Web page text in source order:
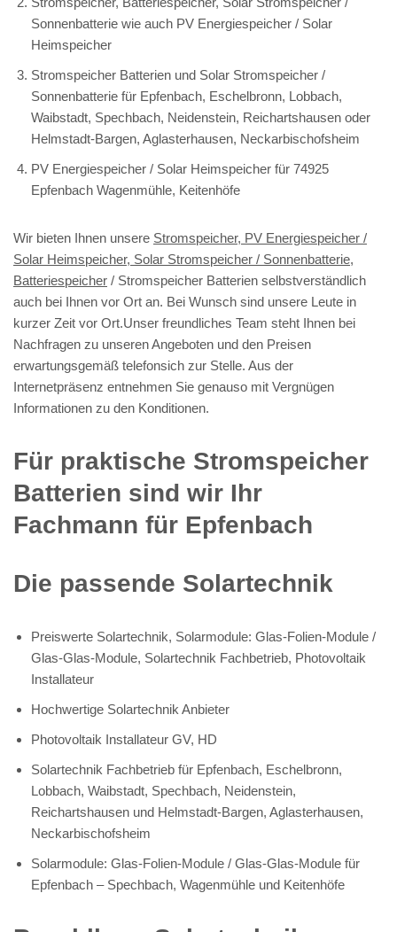
Sonnenbatterie wie auch PV Energiespeicher / Solar
Heimspeicher
Stromspeicher Batterien und Solar Stromspeicher /
Sonnenbatterie für Epfenbach, Eschelbronn, Lobbach,
Waibstadt, Spechbach, Neidenstein, Reichartshausen oder
Helmstadt-Bargen, Aglasterhausen, Neckarbischofsheim
PV Energiespeicher / Solar Heimspeicher für 74925
Epfenbach Wagenmühle, Keitenhöfe
Wir bieten Ihnen unsere Stromspeicher, PV Energiespeicher /
Solar Heimspeicher, Solar Stromspeicher / Sonnenbatterie,
Batteriespeicher / Stromspeicher Batterien selbstverständlich
auch bei Ihnen vor Ort an. Bei Wunsch sind unsere Leute in
kurzer Zeit vor Ort.Unser freundliches Team steht Ihnen bei
Nachfragen zu unseren Angeboten und den Preisen
erwartungsgemäß telefonsich zur Stelle. Aus der
Internetpräsenz entnehmen Sie genauso mit Vergnügen
Informationen zu den Konditionen.
Für praktische Stromspeicher
Batterien sind wir Ihr
Fachmann für Epfenbach
Die passende Solartechnik
Preiswerte Solartechnik, Solarmodule: Glas-Folien-Module /
Glas-Glas-Module, Solartechnik Fachbetrieb, Photovoltaik
Installateur
Hochwertige Solartechnik Anbieter
Photovoltaik Installateur GV, HD
Solartechnik Fachbetrieb für Epfenbach, Eschelbronn,
Lobbach, Waibstadt, Spechbach, Neidenstein,
Reichartshausen und Helmstadt-Bargen, Aglasterhausen,
Neckarbischofsheim
Solarmodule: Glas-Folien-Module / Glas-Glas-Module für
Epfenbach – Spechbach, Wagenmühle und Keitenhöfe